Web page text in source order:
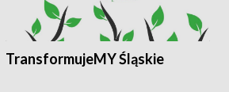
TransformujeMY Śląskie